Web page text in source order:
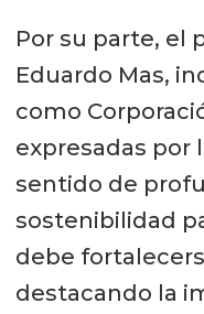
Por su parte, el
Eduardo Mas,
como
expresadas por
sentido de
sostenibilidad
debe
destacando la